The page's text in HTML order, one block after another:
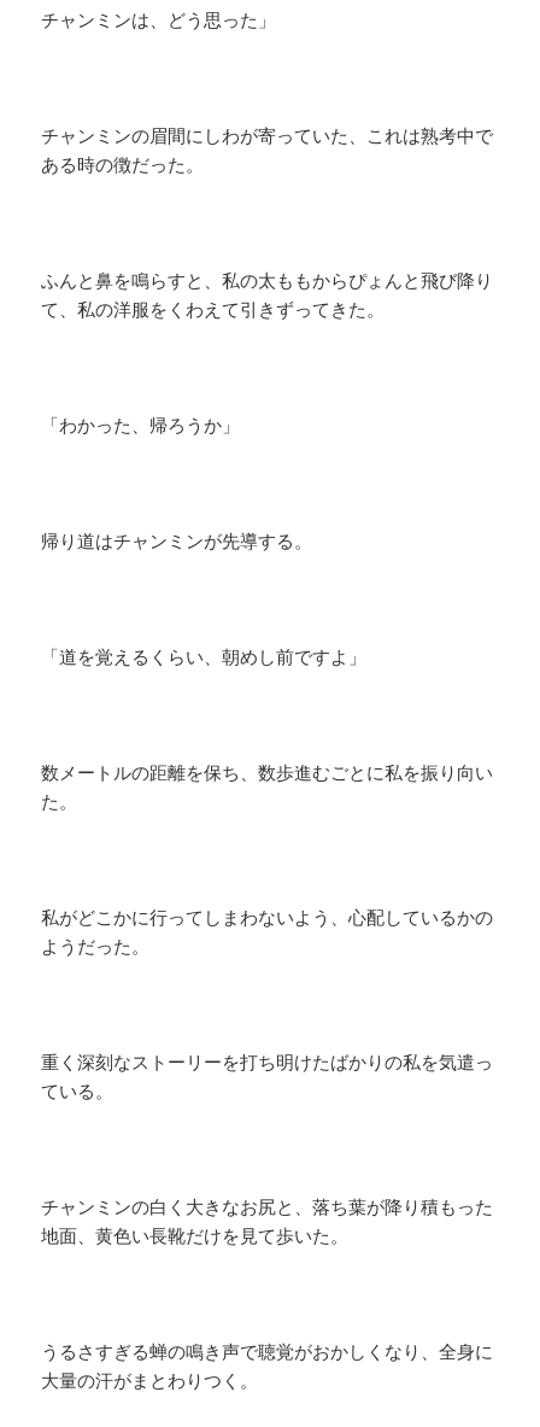
チャンミンは、どう思った」
チャンミンの眉間にしわが寄っていた、これは熟考中で
ある時の徴だった。
ふんと鼻を鳴らすと、私の太ももからぴょんと飛び降り
て、私の洋服をくわえて引きずってきた。
「わかった、帰ろうか」
帰り道はチャンミンが先導する。
「道を覚えるくらい、朝めし前ですよ」
数メートルの距離を保ち、数歩進むごとに私を振り向い
た。
私がどこかに行ってしまわないよう、心配しているかの
ようだった。
重く深刻なストーリーを打ち明けたばかりの私を気遣っ
ている。
チャンミンの白く大きなお尻と、落ち葉が降り積もった
地面、黄色い長靴だけを見て歩いた。
うるさすぎる蝉の鳴き声で聴覚がおかしくなり、全身に
大量の汗がまとわりつく。